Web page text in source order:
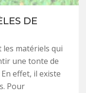
DE
matériels qui
une tonte de
effet, il existe
Pour